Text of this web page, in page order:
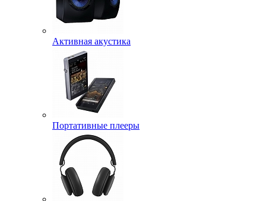
Активная акустика
Портативные плееры